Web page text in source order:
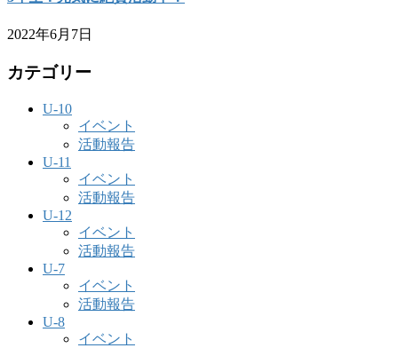
2022年6月7日
カテゴリー
U-10
イベント
活動報告
U-11
イベント
活動報告
U-12
イベント
活動報告
U-7
イベント
活動報告
U-8
イベント